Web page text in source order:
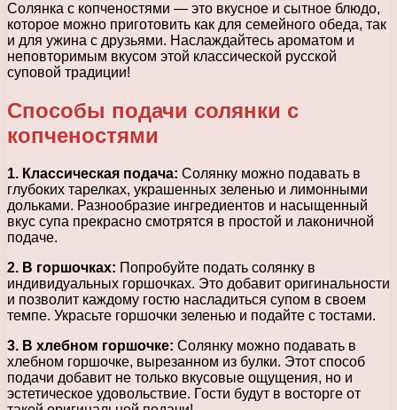
Солянка с копченостями — это вкусное и сытное блюдо,
которое можно приготовить как для семейного обеда, так
и для ужина с друзьями. Наслаждайтесь ароматом и
неповторимым вкусом этой классической русской
суповой традиции!
Способы подачи солянки с
копченостями
1. Классическая подача: Солянку можно подавать в
глубоких тарелках, украшенных зеленью и лимонными
дольками. Разнообразие ингредиентов и насыщенный
вкус супа прекрасно смотрятся в простой и лаконичной
подаче.
2. В горшочках: Попробуйте подать солянку в
индивидуальных горшочках. Это добавит оригинальности
и позволит каждому гостю насладиться супом в своем
темпе. Украсьте горшочки зеленью и подайте с тостами.
3. В хлебном горшочке: Солянку можно подавать в
хлебном горшочке, вырезанном из булки. Этот способ
подачи добавит не только вкусовые ощущения, но и
эстетическое удовольствие. Гости будут в восторге от